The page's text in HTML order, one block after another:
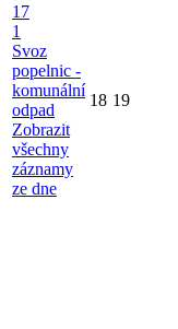
17
1
Svoz
popelnic -
komunální
odpad
Zobrazit
všechny
záznamy
ze dne
18 19